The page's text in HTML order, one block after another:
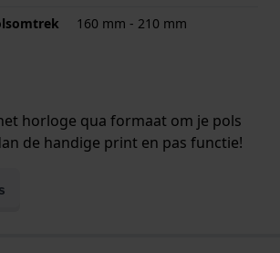
160 mm - 210 mm
horloge qua formaat om je pols
de handige print en pas functie!